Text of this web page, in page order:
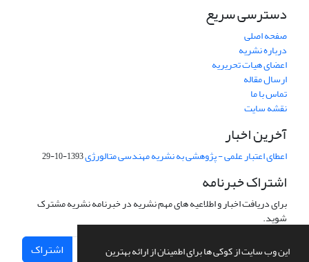
این وب سایت از کوکی ها برای اطمینان از ارائه بهترین
دسترسی سریع
صفحه اصلی
درباره نشریه
اعضای هیات تحریریه
ارسال مقاله
تماس با ما
نقشه سایت
آخرین اخبار
اعطای اعتبار علمی - پژوهشی به نشریه مهندسی متالورژی1393-10-29
اشتراک خبرنامه
برای دریافت اخبار و اطلاعیه های مهم نشریه در خبرنامه نشریه مشترک
شوید.
اشتراک